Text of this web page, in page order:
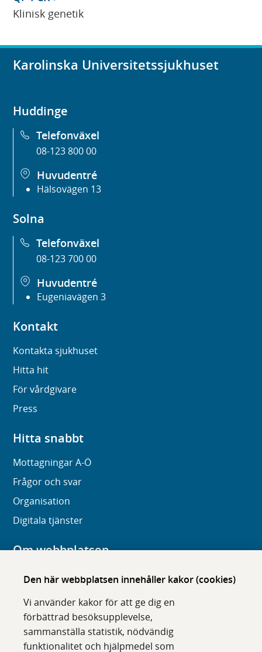
Den här webbplatsen innehåller kakor (cookies)
Vi använder kakor för att ge dig en
förbättrad besöksupplevelse,
sammanställa statistik, nödvändig
funktionalitet och hjälpmedel som
Klinisk genetik
Karolinska Universitetssjukhuset
Huddinge
Telefonväxel
08-123 800 00
Huvudentré
Hälsovägen 13
Solna
Telefonväxel
08-123 700 00
Huvudentré
Eugeniavägen 3
Kontakt
Kontakta sjukhuset
Hitta hit
För vårdgivare
Press
Hitta snabbt
Mottagningar A-Ö
Frågor och svar
Organisation
Digitala tjänster
Om webbplatsen
Om karolinska.se
Tillgänglighet
Om cookies